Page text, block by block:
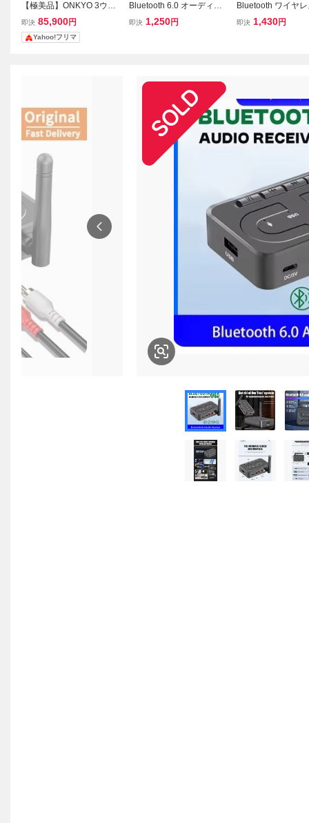
【極美品】ONKYO 3ウェ
イスピーカー ペア Monito
r 900 重量級
即決 85,900円
Yahoo!フリマ
Bluetooth 6.0 オーディオ
レシーバーワイヤレスス
即決 1,250円
Bluetooth ワイヤ
ーディオレシーバ
即決 1,430円